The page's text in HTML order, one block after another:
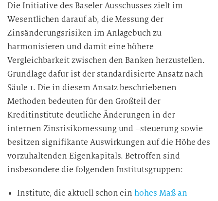
Die Initiative des Baseler Ausschusses zielt im
Wesentlichen darauf ab, die Messung der
Zinsänderungsrisiken im Anlagebuch zu
harmonisieren und damit eine höhere
Vergleichbarkeit zwischen den Banken herzustellen.
Grundlage dafür ist der standardisierte Ansatz nach
Säule 1. Die in diesem Ansatz beschriebenen
Methoden bedeuten für den Großteil der
Kreditinstitute deutliche Änderungen in der
internen Zinsrisikomessung und –steuerung sowie
besitzen signifikante Auswirkungen auf die Höhe des
vorzuhaltenden Eigenkapitals. Betroffen sind
insbesondere die folgenden Institutsgruppen:
Institute, die aktuell schon einhohes Maß an